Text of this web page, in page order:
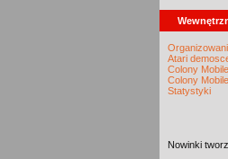
Atari
Colony
Colony
Statystyki
Nowinki